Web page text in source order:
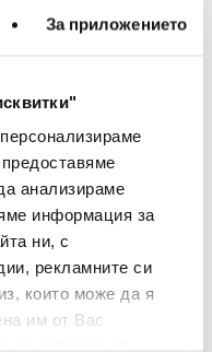
За приложението
анализираме
информация за
ни, с
рекламните си
които може да я
им от Вас
OTC Socks
цена:
€/23,45 BGN